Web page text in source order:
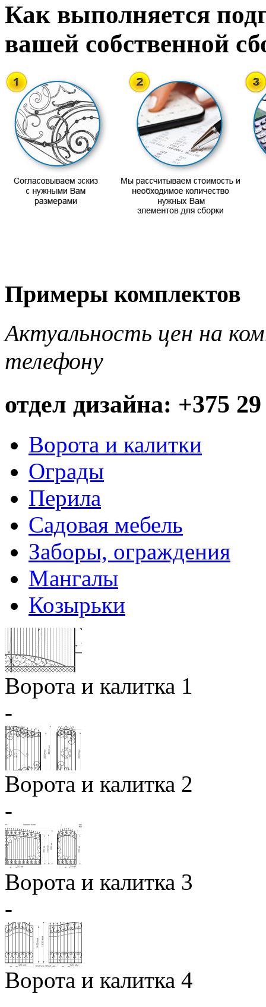
Как выполняется
вашей собственной
Примеры комплектов
Актуальность цен на
телефону
отдел дизайна: +375
Ворота и калитки
Ограды
Перила
Садовая мебель
Заборы, ограждения
Мангалы
Козырьки
Ворота и калитка 1
-
Ворота и калитка 2
-
Ворота и калитка 3
-
Ворота и калитка 4